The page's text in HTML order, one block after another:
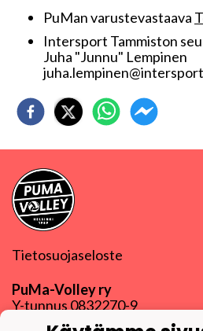
PuMan varustevastaava
Intersport Tammiston
Juha "Junnu" Lempinen
Tietosuojaseloste
PuMa-Volley ry
Y-tunnus 0832270-9
puma@puma-volley.fi